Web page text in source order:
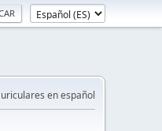
en español